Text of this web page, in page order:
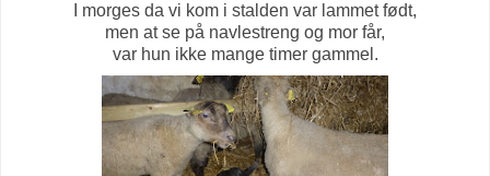
I morges da vi kom i stalden var lammet født,
men at se på navlestreng og mor får,
var hun ikke mange timer gammel.